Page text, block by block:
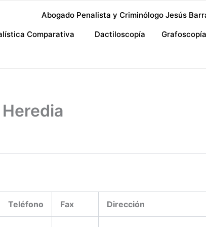
Abogado Penalista y Criminólogo Jesús
Comparativa
Dactiloscopía Grafoscopía
Teléfono Fax Dirección